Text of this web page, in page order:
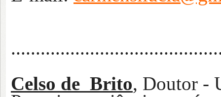
Celso de Brito, Doutor -